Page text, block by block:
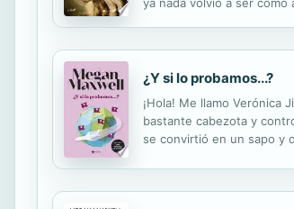
¿Y si lo probamos...?
¡Hola! Me llamo
bastante cabezota y
se convirtió en un sapo y